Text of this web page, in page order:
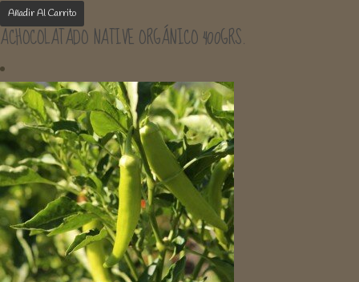
Añadir Al Carrito
ACHOCOLATADO NATIVE ORGÁNICO 400GRS.